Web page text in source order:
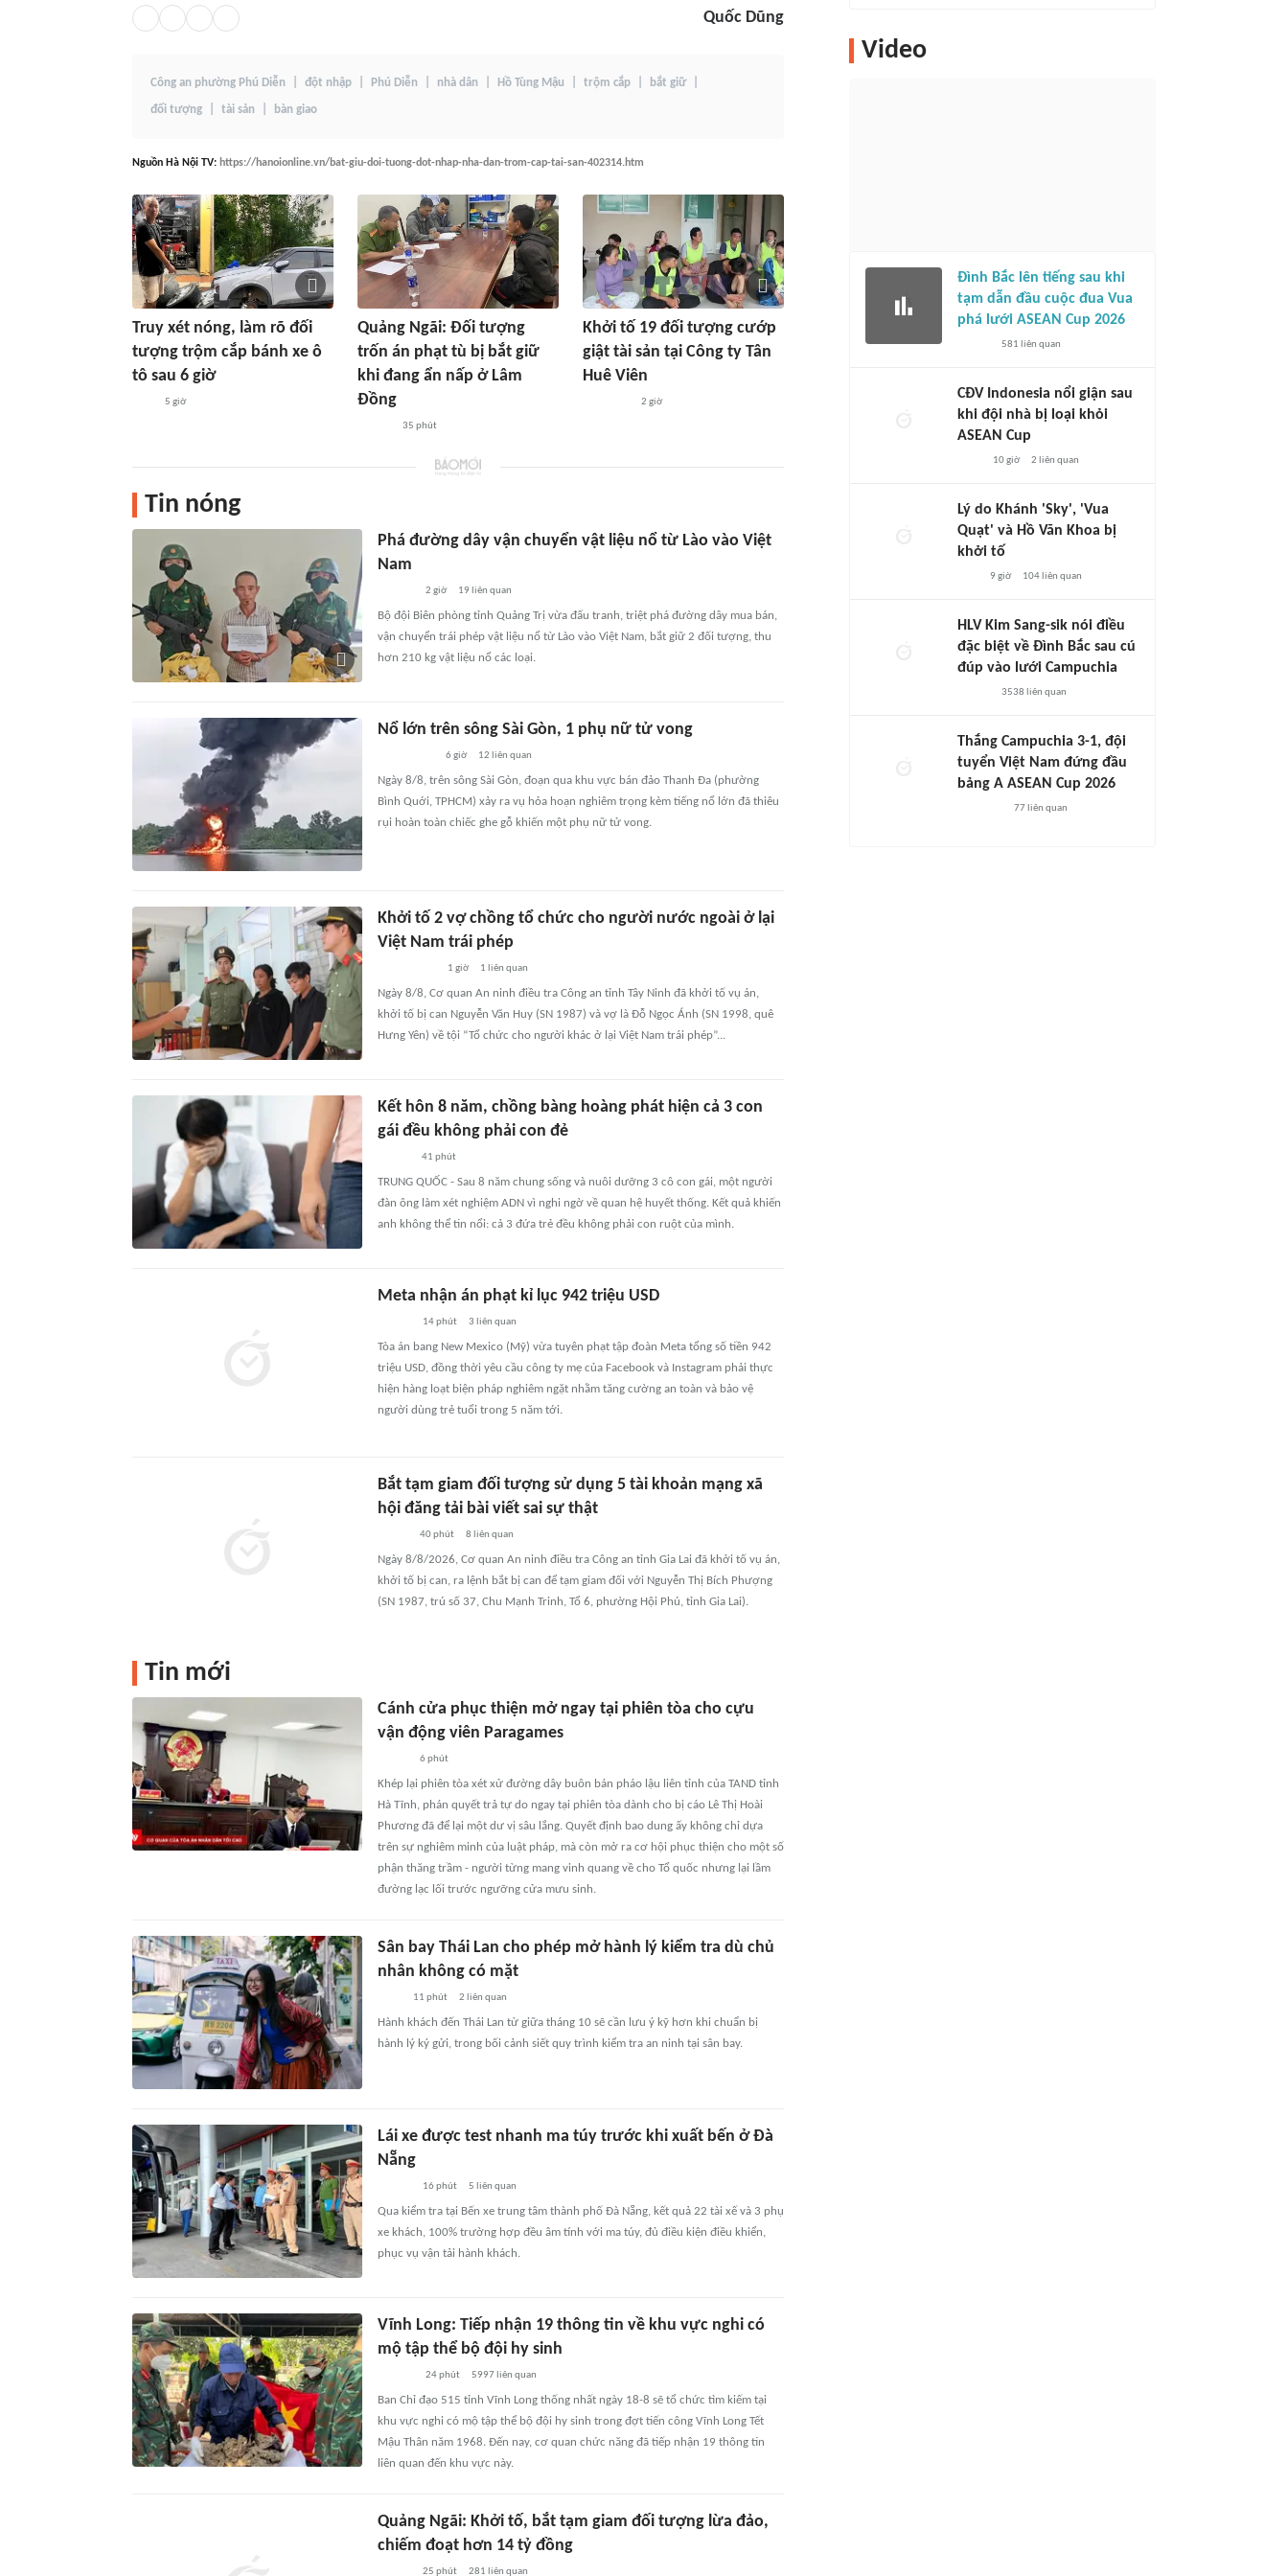
Quốc Dũng
Công an phường Phú Diễn đột nhập Phú Diễn nhà dân Hồ Tùng Mậu trộm cắp bắt giữ
đối tượng tài sản bàn giao
Nguồn Hà Nội TV: https://hanoionline.vn/bat-giu-doi-tuong-dot-nhap-nha-dan-trom-cap-tai-san-402314.htm
Truy xét nóng, làm rõ đối
tượng trộm cắp bánh xe ô
tô sau 6 giờ
5 giờ
Quảng Ngãi: Đối tượng
trốn án phạt tù bị bắt giữ
khi đang ẩn nấp ở Lâm
Đồng
35 phút
Khởi tố 19 đối tượng cướp
giật tài sản tại Công ty Tân
Huê Viên
2 giờ
Tin nóng
Phá đường dây vận chuyển vật liệu nổ từ Lào vào Việt
Nam
2 giờ 19 liên quan
Bộ đội Biên phòng tỉnh Quảng Trị vừa đấu tranh, triệt phá đường dây mua bán,
vận chuyển trái phép vật liệu nổ từ Lào vào Việt Nam, bắt giữ 2 đối tượng, thu
hơn 210 kg vật liệu nổ các loại.
Nổ lớn trên sông Sài Gòn, 1 phụ nữ tử vong
6 giờ 12 liên quan
Ngày 8/8, trên sông Sài Gòn, đoạn qua khu vực bán đảo Thanh Đa (phường
Bình Quới, TPHCM) xảy ra vụ hỏa hoạn nghiêm trọng kèm tiếng nổ lớn đã thiêu
rụi hoàn toàn chiếc ghe gỗ khiến một phụ nữ tử vong.
Khởi tố 2 vợ chồng tổ chức cho người nước ngoài ở lại
Việt Nam trái phép
1 giờ 1 liên quan
Ngày 8/8, Cơ quan An ninh điều tra Công an tỉnh Tây Ninh đã khởi tố vụ án,
khởi tố bị can Nguyễn Văn Huy (SN 1987) và vợ là Đỗ Ngọc Ánh (SN 1998, quê
Hưng Yên) về tội “Tổ chức cho người khác ở lại Việt Nam trái phép”...
Kết hôn 8 năm, chồng bàng hoàng phát hiện cả 3 con
gái đều không phải con đẻ
41 phút
TRUNG QUỐC - Sau 8 năm chung sống và nuôi dưỡng 3 cô con gái, một người
đàn ông làm xét nghiệm ADN vì nghi ngờ về quan hệ huyết thống. Kết quả khiến
anh không thể tin nổi: cả 3 đứa trẻ đều không phải con ruột của mình.
Meta nhận án phạt kỉ lục 942 triệu USD
14 phút 3 liên quan
Tòa án bang New Mexico (Mỹ) vừa tuyên phạt tập đoàn Meta tổng số tiền 942
triệu USD, đồng thời yêu cầu công ty mẹ của Facebook và Instagram phải thực
hiện hàng loạt biện pháp nghiêm ngặt nhằm tăng cường an toàn và bảo vệ
người dùng trẻ tuổi trong 5 năm tới.
Bắt tạm giam đối tượng sử dụng 5 tài khoản mạng xã
hội đăng tải bài viết sai sự thật
40 phút 8 liên quan
Ngày 8/8/2026, Cơ quan An ninh điều tra Công an tỉnh Gia Lai đã khởi tố vụ án,
khởi tố bị can, ra lệnh bắt bị can để tạm giam đối với Nguyễn Thị Bích Phượng
(SN 1987, trú số 37, Chu Mạnh Trinh, Tổ 6, phường Hội Phú, tỉnh Gia Lai).
Tin mới
Cánh cửa phục thiện mở ngay tại phiên tòa cho cựu
vận động viên Paragames
6 phút
Khép lại phiên tòa xét xử đường dây buôn bán pháo lậu liên tỉnh của TAND tỉnh
Hà Tĩnh, phán quyết trả tự do ngay tại phiên tòa dành cho bị cáo Lê Thị Hoài
Phương đã để lại một dư vị sâu lắng. Quyết định bao dung ấy không chỉ dựa
trên sự nghiêm minh của luật pháp, mà còn mở ra cơ hội phục thiện cho một số
phận thăng trầm - người từng mang vinh quang về cho Tổ quốc nhưng lại lầm
đường lạc lối trước ngưỡng cửa mưu sinh.
Sân bay Thái Lan cho phép mở hành lý kiểm tra dù chủ
nhân không có mặt
11 phút 2 liên quan
Hành khách đến Thái Lan từ giữa tháng 10 sẽ cần lưu ý kỹ hơn khi chuẩn bị
hành lý ký gửi, trong bối cảnh siết quy trình kiểm tra an ninh tại sân bay.
Lái xe được test nhanh ma túy trước khi xuất bến ở Đà
Nẵng
16 phút 5 liên quan
Qua kiểm tra tại Bến xe trung tâm thành phố Đà Nẵng, kết quả 22 tài xế và 3 phụ
xe khách, 100% trường hợp đều âm tính với ma túy, đủ điều kiện điều khiển,
phục vụ vận tải hành khách.
Vĩnh Long: Tiếp nhận 19 thông tin về khu vực nghi có
mộ tập thể bộ đội hy sinh
24 phút 5997 liên quan
Ban Chỉ đạo 515 tỉnh Vĩnh Long thống nhất ngày 18-8 sẽ tổ chức tìm kiếm tại
khu vực nghi có mộ tập thể bộ đội hy sinh trong đợt tiến công Vĩnh Long Tết
Mậu Thân năm 1968. Đến nay, cơ quan chức năng đã tiếp nhận 19 thông tin
liên quan đến khu vực này.
Quảng Ngãi: Khởi tố, bắt tạm giam đối tượng lừa đảo,
chiếm đoạt hơn 14 tỷ đồng
25 phút 281 liên quan
Video
Đình Bắc lên tiếng sau khi
tạm dẫn đầu cuộc đua Vua
phá lưới ASEAN Cup 2026
581 liên quan
CĐV Indonesia nổi giận sau
khi đội nhà bị loại khỏi
ASEAN Cup
10 giờ 2 liên quan
Lý do Khánh 'Sky', 'Vua
Quạt' và Hồ Văn Khoa bị
khởi tố
9 giờ 104liên quan
HLV Kim Sang-sik nói điều
đặc biệt về Đình Bắc sau cú
đúp vào lưới Campuchia
3538 liên quan
Thắng Campuchia 3-1, đội
tuyển Việt Nam đứng đầu
bảng A ASEAN Cup 2026
77liên quan